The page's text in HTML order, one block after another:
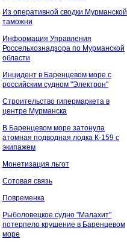
Из оперативной сводки Мурманской
таможни
Информация Управления
Россельхознадзора по Мурманской
области
Инцидент в Баренцевом море с
российским судном "Электрон"
Строительство гипермаркета в
центре Мурманска
В Баренцевом море затонула
атомная подводная лодка К-159 с
экипажем
Монетизация льгот
Сотовая связь
Повременка
Рыболовецкое судно "Малахит"
потерпело крушение в Баренцевом
море